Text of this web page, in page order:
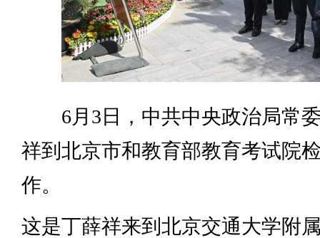
6月3日，中共中央政治局常委
祥到北京市和教育部教育考试院
作。
这是丁薛祥来到北京交通大学附